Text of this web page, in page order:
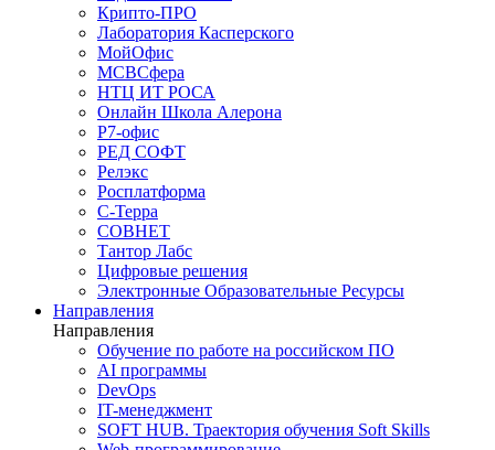
Крипто-ПРО
Лаборатория Касперского
МойОфис
МСВСфера
НТЦ ИТ РОСА
Онлайн Школа Алерона
Р7-офис
РЕД СОФТ
Релэкс
Росплатформа
С-Терра
СОВНЕТ
Тантор Лабс
Цифровые решения
Электронные Образовательные Ресурсы
Направления
Направления
Обучение по работе на российском ПО
AI программы
DevOps
IT-менеджмент
SOFT HUB. Траектория обучения Soft Skills